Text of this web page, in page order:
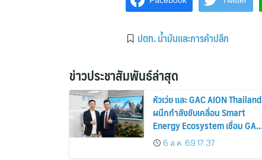
ปตท. น้ำมันและการค้าปลีก
ข่าวประชาสัมพันธ์ล่าสุด
หัวเว่ย และ GAC AION Thailand
ผนึกกำลังขับเคลื่อน Smart
Energy Ecosystem เชื่อม GAC
GN8 PHEV รถยนต์ MPV ระดับ
พรีเมียม เข้ากับพลังงานแสง
6 ส.ค. 69 17:37